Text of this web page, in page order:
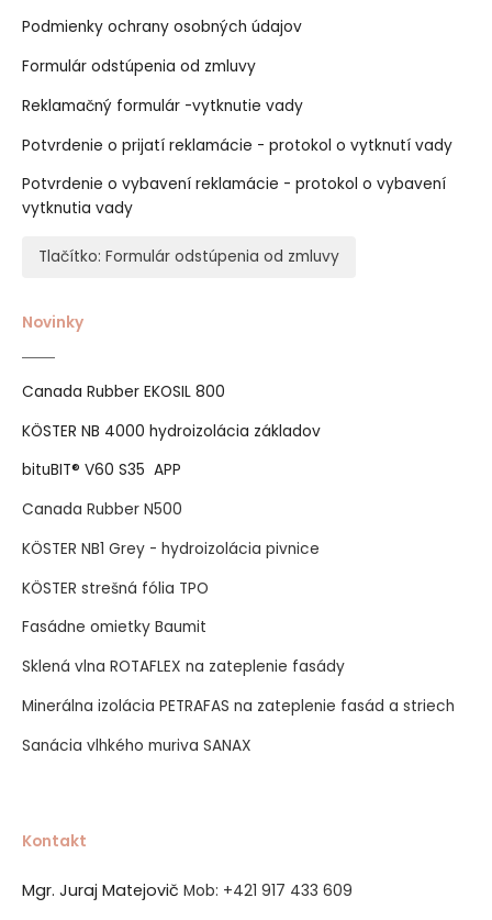
Podmienky ochrany osobných údajov
Formulár odstúpenia od zmluvy
Reklamačný formulár -vytknutie vady
Potvrdenie o prijatí reklamácie - protokol o vytknutí vady
Potvrdenie o vybavení reklamácie - protokol o vybavení
vytknutia vady
Tlačítko: Formulár odstúpenia od zmluvy
Novinky
Canada Rubber EKOSIL 800
KÖSTER NB 4000 hydroizolácia základov
bituBIT® V60 S35 APP
Canada Rubber N500
KÖSTER NB1 Grey - hydroizolácia pivnice
KÖSTER strešná fólia TPO
Fasádne omietky Baumit
Sklená vlna ROTAFLEX na zateplenie fasády
Minerálna izolácia PETRAFAS na zateplenie fasád a striech
Sanácia vlhkého muriva SANAX
Kontakt
Mgr. Juraj Matejovič Mob: +421 917 433 609